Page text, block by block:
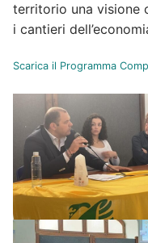
territorio una visione
i cantieri
Scarica il Programma